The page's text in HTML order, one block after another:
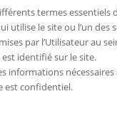
termes essentiels
utilise le site ou l’un des
par l’Utilisateur au
identifié sur le site.
informations
est confidentiel.